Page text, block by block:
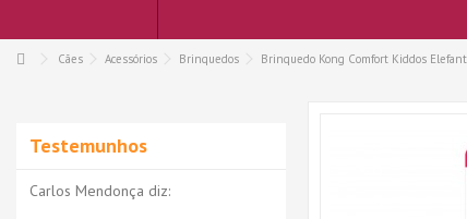
Cães Acessórios Brinquedos Brinquedo Kong Comfort Kiddos
Testemunhos
Carlos Mendonça diz: